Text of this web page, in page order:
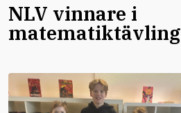
NLV vinnare i
matematiktävling